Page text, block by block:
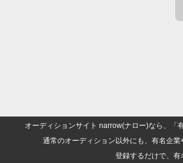
オーディションサイト narrow(ナロー)なら、「
通常のオーディション以外にも、有名企
登録するだけで、有